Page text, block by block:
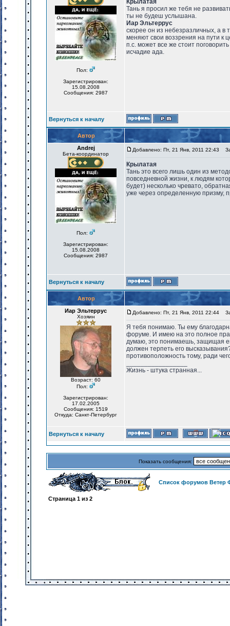
Пол:
Зарегистрирован:
15.08.2008
Сообщения: 2987
Крылатая
Тань я просил же тебя не
ты не будеш услышана.
Иар Эльтеррус
скорее он из небезразличных, а в
меняют свои воззрения на пути к
п.с. может все же стоит
исчадие ада.
Вернуться к началу
Автор
Andrej
Бета-координатор
Пол:
Зарегистрирован:
15.08.2008
Сообщения: 2987
Добавлено: Пт, 21 Янв, 2011 22:43
Крылатая
Тань это всего лишь один из
повседневной жизни, к людям
будет) несколько чревато,
уже через определенную призму,
Вернуться к началу
Автор
Иар Эльтеррус
Хозяин
Возраст: 60
Пол:
Зарегистрирован:
17.02.2005
Сообщения: 1519
Откуда: Санкт-Петербург
Добавлено: Пт, 21 Янв, 2011 22:44
Я тебя понимаю. Ты ему
форуме. И имею на это полное
думаю, это понимаешь, защищая
должен терпеть его
противоположность тому, ради
Жизнь - штука странная...
Вернуться к началу
Показать сообщения:
Список форумов Ветер
Страница 1 из 2